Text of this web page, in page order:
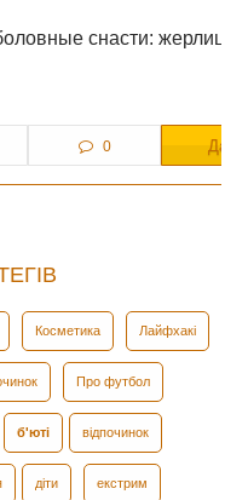
жерлица-рогулька
Далі
Косметика Лайфхакі
Про футбол
б'юті відпочинок
діти екстрим